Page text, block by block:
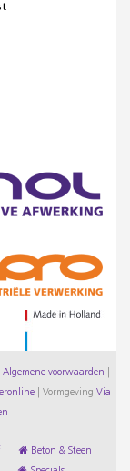
Algemene voorwaarden
Vormgeving Via
Beton & Steen